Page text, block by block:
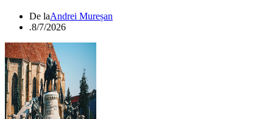
De laAndrei Mureșan
.8/7/2026